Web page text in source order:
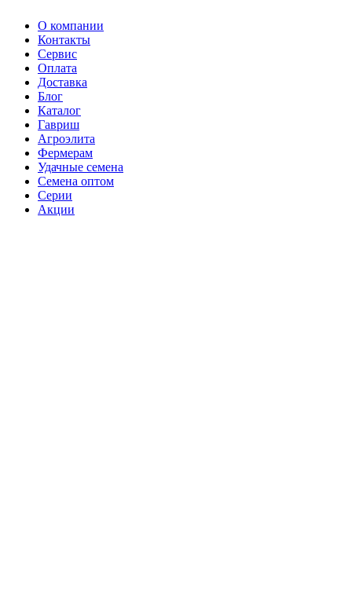
О компании
Контакты
Сервис
Оплата
Доставка
Блог
Каталог
Гавриш
Агроэлита
Фермерам
Удачные семена
Семена оптом
Серии
Акции